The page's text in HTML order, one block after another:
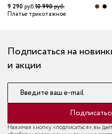
9 290руб.10 990руб.
Платье трикотажное
Подписаться на
и акции
Введите ваш e-mail
Нажимая кнопку «подписаться», вы